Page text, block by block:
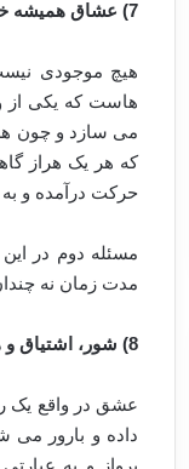
7) عشاق همیشه خوش هستند.
هیچ موجودی
هاست که یکی از
می سازد و چون
که هر یک هراز
حرکت درآمده و
مسئله دوم در
مدت زمان نه
8) شور، اشتیاق و هیجان عاشقی (واقعی) همیشه تر و تازه می ماند.
عشق در واقع یک
داده و بارور می
پرواز و به